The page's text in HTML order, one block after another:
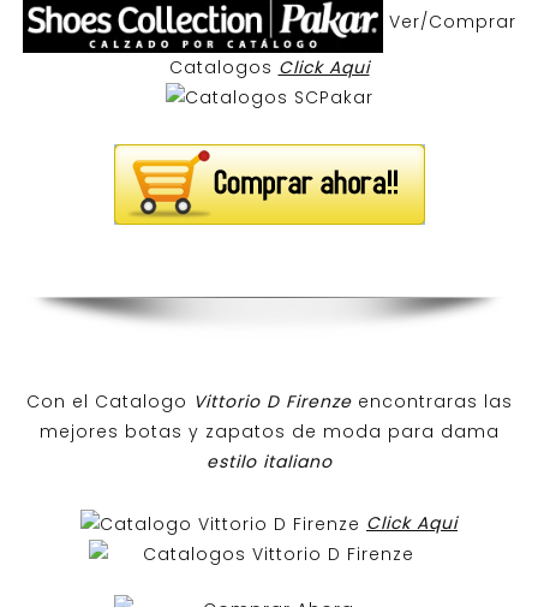
Ver/Comprar
Catalogos Click Aqui
Con el Catalogo Vittorio D Firenzeencontraras las
mejores botas y zapatos de moda para dama
estilo italiano
Click Aqui